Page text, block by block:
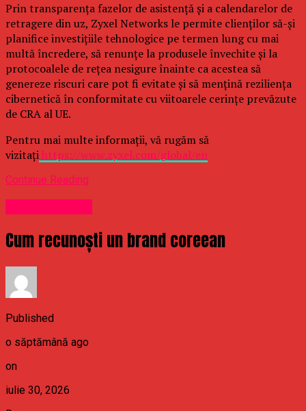
Prin transparența fazelor de asistență și a calendarelor de
retragere din uz, Zyxel Networks le permite clienților să-și
planifice investițiile tehnologice pe termen lung cu mai
multă încredere, să renunțe la produsele învechite și la
protocoalele de rețea nesigure înainte ca acestea să
genereze riscuri care pot fi evitate și să mențină reziliența
cibernetică în conformitate cu viitoarele cerințe prevăzute
de CRA al UE.
Pentru mai multe informații, vă rugăm să
vizitațihttps://www.zyxel.com/global/en
Continue Reading
Cum recunoști un brand coreean
Published
o săptămână ago
on
iulie 30, 2026